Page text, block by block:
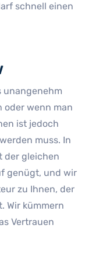
schnell einen
unangenehm
oder wenn man
ist jedoch
muss. In
der gleichen
genügt, und wir
zu Ihnen, der
Wir kümmern
Vertrauen